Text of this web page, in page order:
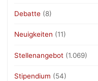
Debatte (8)
Neuigkeiten (11)
Stellenangebot (1.069)
Stipendium (54)